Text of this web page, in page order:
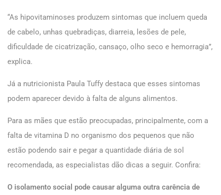
“As hipovitaminoses produzem sintomas que incluem queda
de cabelo, unhas quebradiças, diarreia, lesões de pele,
dificuldade de cicatrização, cansaço, olho seco e hemorragia”,
explica.
Já a nutricionista Paula Tuffy destaca que esses sintomas
podem aparecer devido à falta de alguns alimentos.
Para as mães que estão preocupadas, principalmente, com a
falta de vitamina D no organismo dos pequenos que não
estão podendo sair e pegar a quantidade diária de sol
recomendada, as especialistas dão dicas a seguir. Confira:
O isolamento social pode causar alguma outra carência de